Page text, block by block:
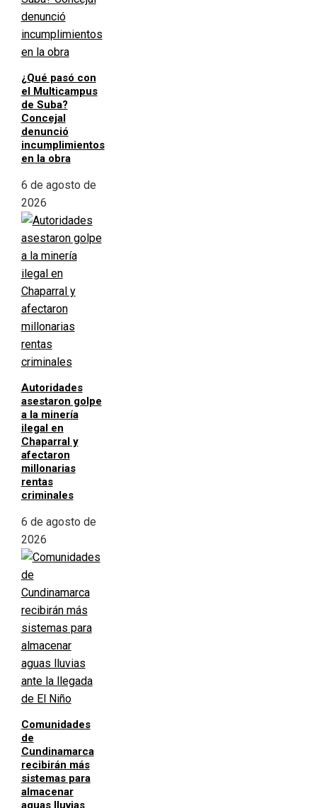
¿Qué pasó con
el Multicampus
de Suba?
Concejal
denunció
incumplimientos
en la obra
6 de agosto de
2026
Autoridades
asestaron golpe
a la minería
ilegal en
Chaparral y
afectaron
millonarias
rentas
criminales
6 de agosto de
2026
Comunidades
de
Cundinamarca
recibirán más
sistemas para
almacenar